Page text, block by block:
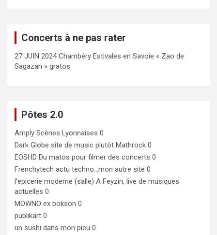
Concerts à ne pas rater
27 JUIN 2024 Chambéry Estivales en Savoie « Zao de
Sagazan » gratos
Pôtes 2.0
Amply Scènes Lyonnaises 0
Dark Globe site de music plutôt Mathrock 0
EOSHD Du matos pour filmer des concerts 0
Frenchytech actu techno…mon autre site 0
l'epicerie moderne (salle) A Feyzin, live de musiques
actuelles 0
MOWNO ex bokson 0
publikart 0
un sushi dans mon pieu 0